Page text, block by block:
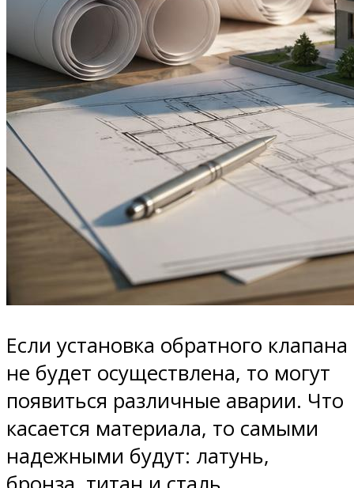
Если установка обратного клапана
не будет осуществлена, то могут
появиться различные аварии. Что
касается материала, то самыми
надежными будут: латунь,